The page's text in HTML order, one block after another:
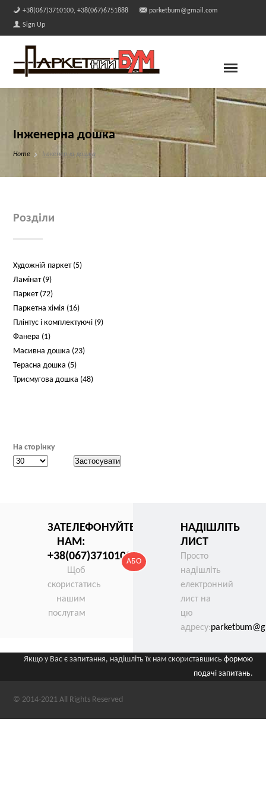
+38(067)3710100, +38(067)6751888
parketbum@gmail.com
Sign Up
Інженерна дошка
Home Інженерна дошка
Розділи
Художній паркет (5)
Ламінат (9)
Паркет (72)
Паркетна хімія (16)
Плінтус і комплектуючі (9)
Фанера (1)
Масивна дошка (23)
Терасна дошка (5)
Трисмугова дошка (48)
На сторінку
ЗАТЕЛЕФОНУЙТЕ
НАМ:
+38(067)3710100
Щоб
скористатись
нашим
послугам
АБО
НАДІШЛІТЬ
ЛИСТ
Просто
надішліть
електронний
лист на
цю
адресу:
Якщо у Вас є запитання, надішліть їх нам скориставшись формою
подачі запитань.
© 2014-2021 All Rights Reserved